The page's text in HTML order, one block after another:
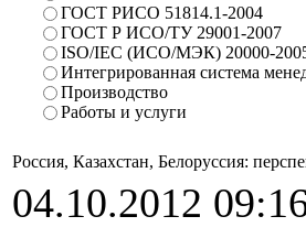
ГОСТ РИСО 51814.1-2004
ГОСТ Р ИСО/ТУ 29001-2007
ISO/IEC (ИСО/МЭК) 20000-
Интегрированная система
Производство
Работы и услуги
Россия, Казахстан, Белоруссия:
04.10.2012